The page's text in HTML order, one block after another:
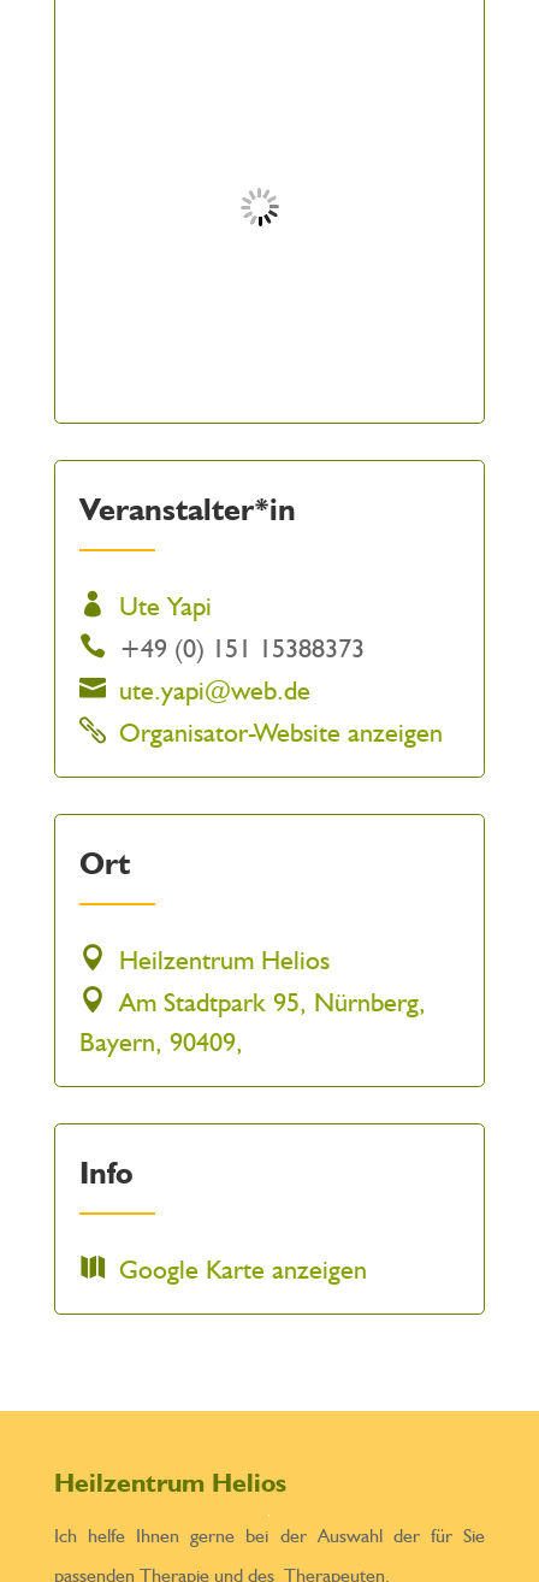
Veranstalter*in
Ute Yapi
+49 (0) 151 15388373
ute.yapi@web.de
Organisator-Website anzeigen
Ort
Heilzentrum Helios
Am Stadtpark 95, Nürnberg,
Bayern, 90409,
Info
Google Karte anzeigen
Heilzentrum Helios
Ich helfe Ihnen gerne bei der Auswahl der für Sie
passenden Therapie und des Therapeuten.